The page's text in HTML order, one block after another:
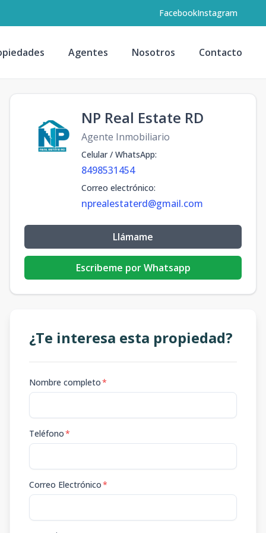
FacebookInstagram
Agentes Nosotros Contacto
NP Real Estate RD
Agente Inmobiliario
Celular / WhatsApp:
8498531454
Correo electrónico:
nprealestaterd@gmail.com
Llámame
Escribeme por Whatsapp
¿Te interesa esta propiedad?
Nombre completo*
Teléfono*
Correo Electrónico*